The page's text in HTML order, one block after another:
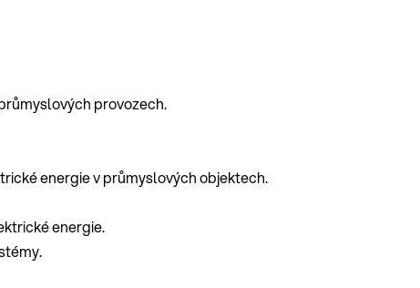
provozech.
energie v průmyslových objektech.
energie.